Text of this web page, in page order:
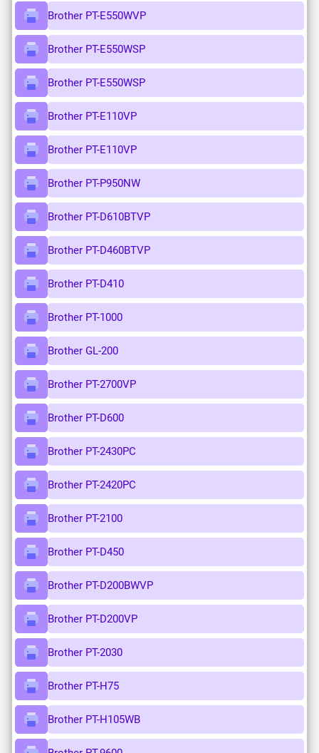
Brother PT-E550WVP
Brother PT-E550WSP
Brother PT-E550WSP
Brother PT-E110VP
Brother PT-E110VP
Brother PT-P950NW
Brother PT-D610BTVP
Brother PT-D460BTVP
Brother PT-D410
Brother PT-1000
Brother GL-200
Brother PT-2700VP
Brother PT-D600
Brother PT-2430PC
Brother PT-2420PC
Brother PT-2100
Brother PT-D450
Brother PT-D200BWVP
Brother PT-D200VP
Brother PT-2030
Brother PT-H75
Brother PT-H105WB